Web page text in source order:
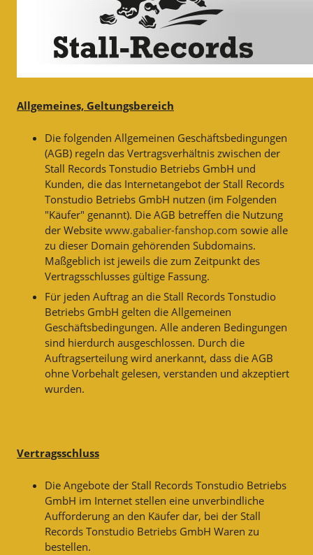
Allgemeines, Geltungsbereich
Die folgenden Allgemeinen Geschäftsbedingungen
(AGB) regeln das Vertragsverhältnis zwischen der
Stall Records Tonstudio Betriebs GmbH und
Kunden, die das Internetangebot der Stall Records
Tonstudio Betriebs GmbH nutzen (im Folgenden
"Käufer" genannt). Die AGB betreffen die Nutzung
der Website www.gabalier-fanshop.com sowie alle
zu dieser Domain gehörenden Subdomains.
Maßgeblich ist jeweils die zum Zeitpunkt des
Vertragsschlusses gültige Fassung.
Für jeden Auftrag an die Stall Records Tonstudio
Betriebs GmbH gelten die Allgemeinen
Geschäftsbedingungen. Alle anderen Bedingungen
sind hierdurch ausgeschlossen. Durch die
Auftragserteilung wird anerkannt, dass die AGB
ohne Vorbehalt gelesen, verstanden und akzeptiert
wurden.
Vertragsschluss
Die Angebote der Stall Records Tonstudio Betriebs
GmbH im Internet stellen eine unverbindliche
Aufforderung an den Käufer dar, bei der Stall
Records Tonstudio Betriebs GmbH Waren zu
bestellen.